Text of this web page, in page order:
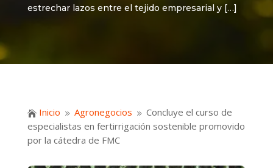
estrechar lazos entre el tejido empresarial y […]
 Inicio 9 Agronegocios 9 Concluye el curso de
especialistas en fertirrigación sostenible promovido
por la cátedra de FMC